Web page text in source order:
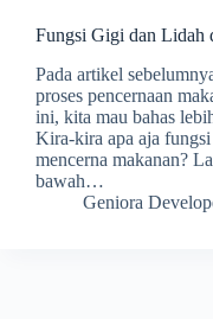
Fungsi Gigi dan Lidah
Pada artikel
proses pencernaan
ini, kita mau bahas
Kira-kira apa aja
mencerna makanan?
bawah…
Geniora